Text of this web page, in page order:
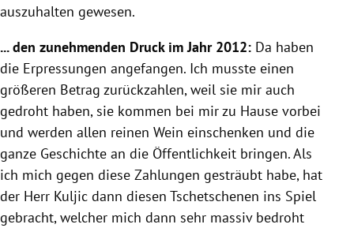
auszuhalten gewesen.
... den zunehmenden Druck im Jahr 2012: Da haben
die Erpressungen angefangen. Ich musste einen
größeren Betrag zurückzahlen, weil sie mir auch
gedroht haben, sie kommen bei mir zu Hause vorbei
und werden allen reinen Wein einschenken und die
ganze Geschichte an die Öffentlichkeit bringen. Als
ich mich gegen diese Zahlungen gesträubt habe, hat
der Herr Kuljic dann diesen Tschetschenen ins Spiel
gebracht, welcher mich dann sehr massiv bedroht